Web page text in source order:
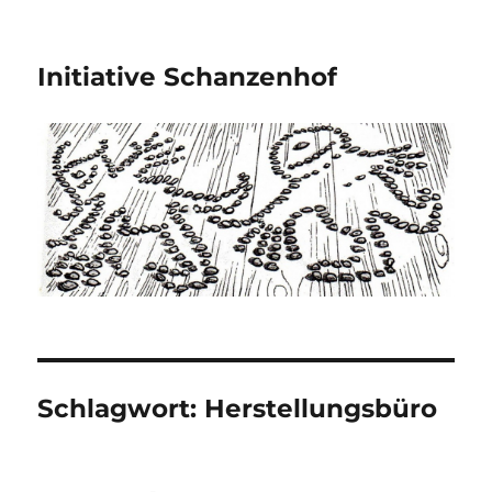
Initiative Schanzenhof
Schlagwort: Herstellungsbüro